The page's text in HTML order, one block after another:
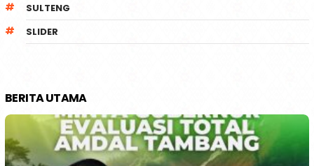
SULTENG
SLIDER
BERITA UTAMA